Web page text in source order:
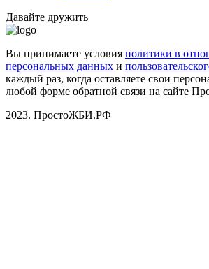
Давайте дружить
Вы принимаете условия политики в
персональных данных и
каждый раз, когда оставляете свои
любой форме обратной связи на сайте
2023. ПростоЖБИ.РФ